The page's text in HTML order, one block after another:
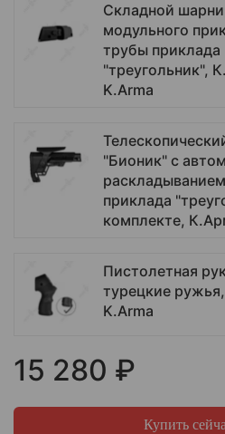
Складной
модульного
трубы приклада
"треугольник",
K.Arma
"Бионик" с
приклада
комплекте,
Пистолетная
турецкие
K.Arma
15 280 ₽
Купить